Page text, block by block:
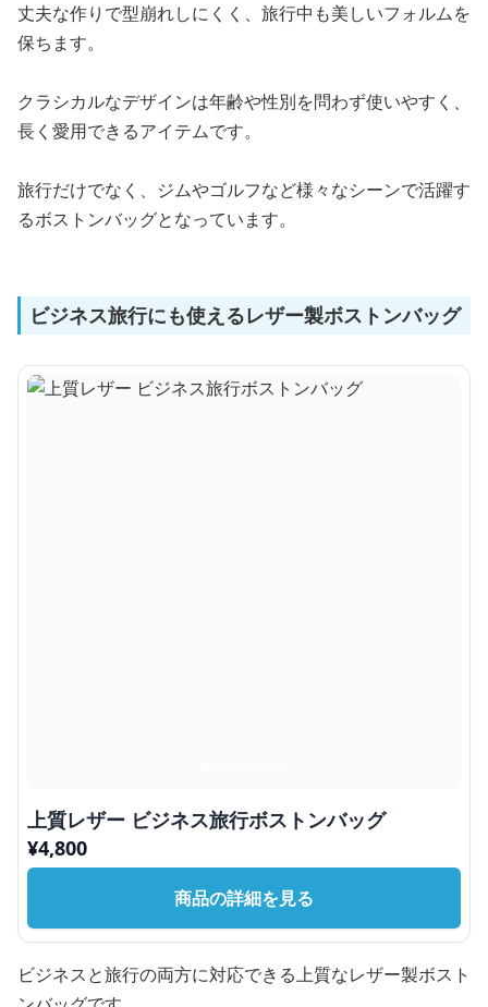
丈夫な作りで型崩れしにくく、旅行中も美しいフォルムを
保ちます。
クラシカルなデザインは年齢や性別を問わず使いやすく、
長く愛用できるアイテムです。
旅行だけでなく、ジムやゴルフなど様々なシーンで活躍す
るボストンバッグとなっています。
ビジネス旅行にも使えるレザー製ボストンバッグ
上質レザー ビジネス旅行ボストンバッグ
¥4,800
商品の詳細を見る
ビジネスと旅行の両方に対応できる上質なレザー製ボスト